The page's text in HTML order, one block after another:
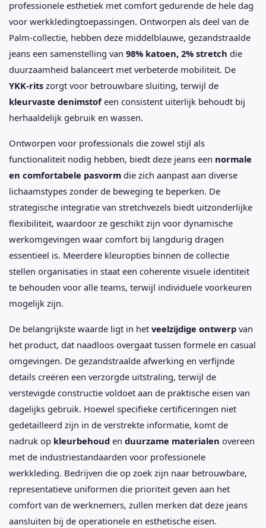
professionele esthetiek met comfort gedurende de hele dag
voor werkkledingtoepassingen. Ontworpen als deel van de
Palm-collectie, hebben deze middelblauwe, gezandstraalde
jeans een samenstelling van 98% katoen, 2% stretch die
duurzaamheid balanceert met verbeterde mobiliteit. De
YKK-rits zorgt voor betrouwbare sluiting, terwijl de
kleurvaste denimstofeen consistent uiterlijk behoudt bij
herhaaldelijk gebruik en wassen.
Ontworpen voor professionals die zowel stijl als
functionaliteit nodig hebben, biedt deze jeans een normale
en comfortabele pasvorm die zich aanpast aan diverse
lichaamstypes zonder de beweging te beperken. De
strategische integratie van stretchvezels biedt uitzonderlijke
flexibiliteit, waardoor ze geschikt zijn voor dynamische
werkomgevingen waar comfort bij langdurig dragen
essentieel is. Meerdere kleuropties binnen de collectie
stellen organisaties in staat een coherente visuele identiteit
te behouden voor alle teams, terwijl individuele voorkeuren
mogelijk zijn.
De belangrijkste waarde ligt in het veelzijdige ontwerp van
het product, dat naadloos overgaat tussen formele en casual
omgevingen. De gezandstraalde afwerking en verfijnde
details creëren een verzorgde uitstraling, terwijl de
verstevigde constructie voldoet aan de praktische eisen van
dagelijks gebruik. Hoewel specifieke certificeringen niet
gedetailleerd zijn in de verstrekte informatie, komt de
nadruk op kleurbehoud en duurzame materialen overeen
met de industriestandaarden voor professionele
werkkleding. Bedrijven die op zoek zijn naar betrouwbare,
representatieve uniformen die prioriteit geven aan het
comfort van de werknemers, zullen merken dat deze jeans
aansluiten bij de operationele en esthetische eisen.